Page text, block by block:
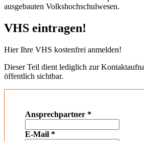
ausgebauten Volkshochschulwesen.
VHS eintragen!
Hier Ihre VHS kostenfrei anmelden!
Dieser Teil dient lediglich zur
öffentlich sichtbar.
Ansprechpartner *
E-Mail *